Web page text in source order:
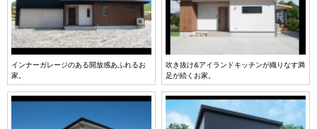
インナーガレージのある開放感あふれるお
家。
吹き抜け&アイランドキッチンが織りなす満
足が続くお家。